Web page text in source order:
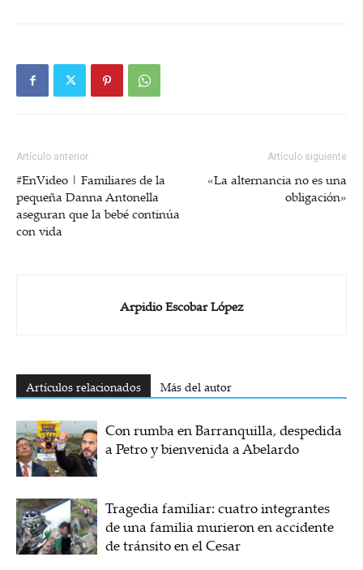
Artículo anterior
#EnVideo | Familiares de la
pequeña Danna Antonella
aseguran que la bebé continúa
con vida
Artículo siguiente
«La alternancia no es una
obligación»
Arpidio Escobar López
Artículos relacionados Más del autor
Con rumba en Barranquilla, despedida
a Petro y bienvenida a Abelardo
Tragedia familiar: cuatro integrantes
de una familia murieron en accidente
de tránsito en el Cesar